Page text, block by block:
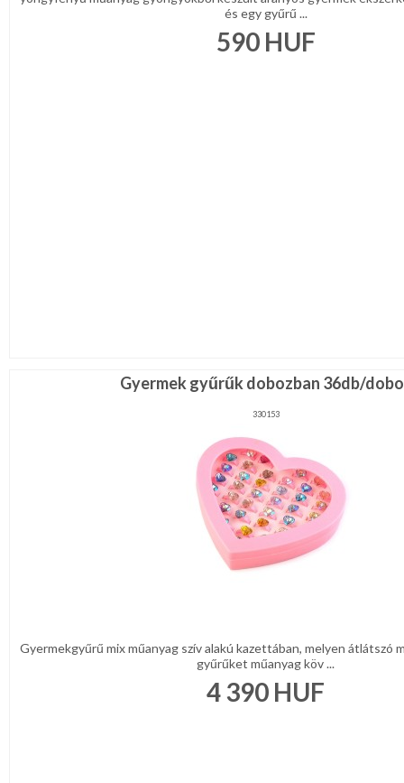
és egy gyűrű ...
590HUF
Gyermek gyűrűk dobozban 36db/
330153
Gyermekgyűrű mix műanyag szív alakú kazettában, melyen átlátszó
gyűrűket műanyag köv ...
4 390 HUF